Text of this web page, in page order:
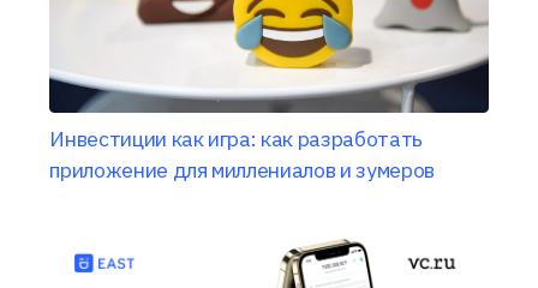
Инвестиции как игра: как разработать
приложение для миллениалов и зумеров